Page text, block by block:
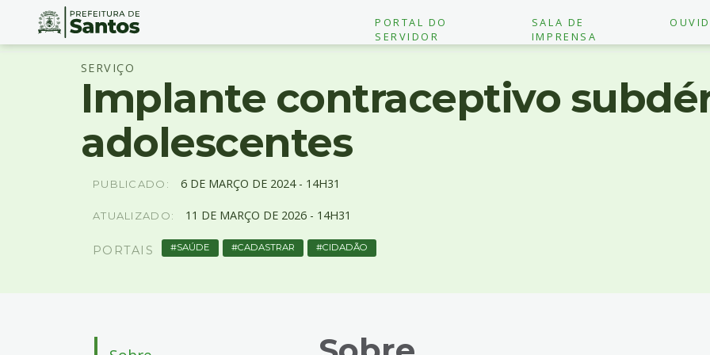
Ir
PORTAL DO
SERVIDOR
SALA DE
IMPRENSA
Conteúdo
SERVIÇO
Implante contraceptivo
adolescentes
PUBLICADO: 6 DE MARÇO DE 2024 - 14H31
ATUALIZADO: 11 DE MARÇO DE 2026 - 14H31
PORTAIS SAÚDE CADASTRAR CIDADÃO